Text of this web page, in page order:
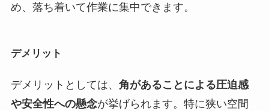
め、落ち着いて作業に集中できます。
デメリット
デメリットとしては、 角があることによる圧迫感
や安全性への懸念が挙げられます。特に狭い空間